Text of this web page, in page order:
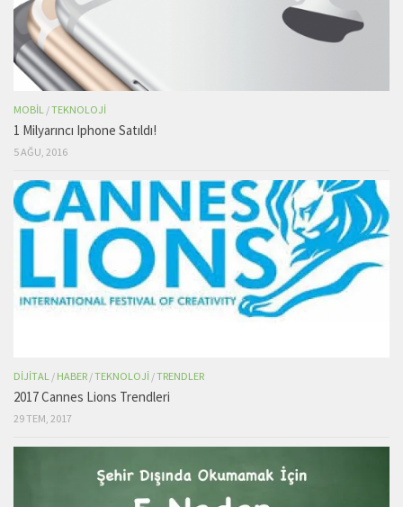
MOBIL /TEKNOLOJI
1 Milyarıncı Iphone Satıldı!
5 AĞU, 2016
DIJITAL / HABER /TEKNOLOJI /TRENDLER
2017 Cannes Lions Trendleri
29 TEM, 2017